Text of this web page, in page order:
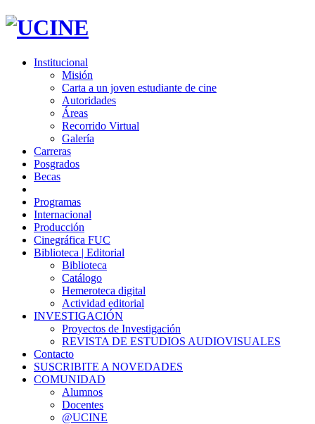
Institucional
Misión
Carta a un joven estudiante de cine
Autoridades
Áreas
Recorrido Virtual
Galería
Carreras
Posgrados
Becas
Programas
Internacional
Producción
Cinegráfica FUC
Biblioteca | Editorial
Biblioteca
Catálogo
Hemeroteca digital
Actividad editorial
INVESTIGACIÓN
Proyectos de Investigación
REVISTA DE ESTUDIOS AUDIOVISUALES
Contacto
SUSCRIBITE A NOVEDADES
COMUNIDAD
Alumnos
Docentes
@UCINE